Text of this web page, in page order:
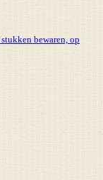
bewaren, op